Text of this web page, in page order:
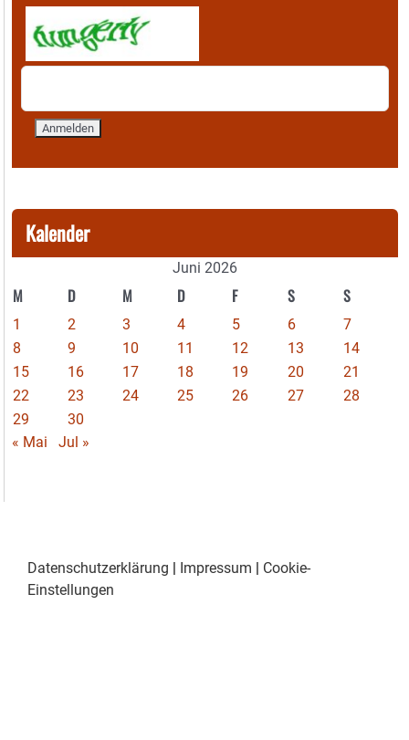
Kalender
Juni 2026
M D M D F S S
1 2 3 4 5 6
7
8
9 10 11 12 13
14
15
16 17 18 19 20
21
22
23 24 25 26 27
28
29
30
« Mai
Jul »
Datenschutzerklärung | Impressum | Cookie-
Einstellungen